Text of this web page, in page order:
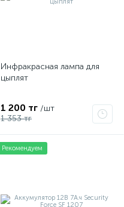
Инфракрасная лампа для
цыплят
1 200 тг /шт
1 353 тг
Рекомендуем